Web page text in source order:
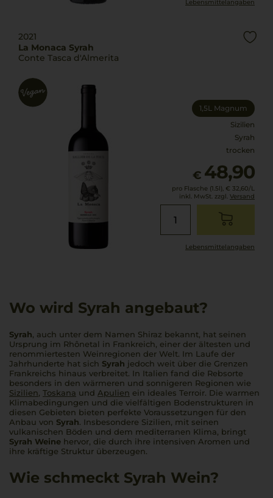
Lebensmittel­angaben
2021
La Monaca Syrah
Conte Tasca d'Almerita
1,5L Magnum
Sizilien
Syrah
trocken
€ 48,90
pro Flasche (1.5l), € 32,60/L
inkl. MwSt. zzgl. Versand
Lebensmittel­angaben
Wo wird Syrah angebaut?
Syrah, auch unter dem Namen Shiraz bekannt, hat seinen
Ursprung im Rhônetal in Frankreich, einer der ältesten und
renommiertesten Weinregionen der Welt. Im Laufe der
Jahrhunderte hat sich Syrah jedoch weit über die Grenzen
Frankreichs hinaus verbreitet. In Italien fand die Rebsorte
besonders in den wärmeren und sonnigeren Regionen wie
Sizilien, Toskana und Apulien ein ideales Terroir. Die warmen
Klimabedingungen und die vielfältigen Bodenstrukturen in
diesen Gebieten bieten perfekte Voraussetzungen für den
Anbau von Syrah. Insbesondere Sizilien, mit seinen
vulkanischen Böden und dem mediterranen Klima, bringt
Syrah Weine hervor, die durch ihre intensiven Aromen und
ihre kräftige Struktur überzeugen.
Wie schmeckt Syrah Wein?